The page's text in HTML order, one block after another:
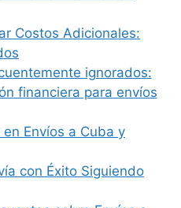
Costos Adicionales:
ignorados:
financiera para envíos
Envíos a Cuba y
con Éxito Siguiendo